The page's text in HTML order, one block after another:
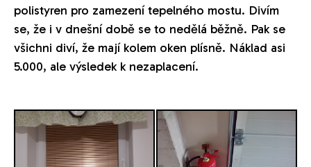
polistyren pro zamezení tepelného mostu. Divím
se, že i v dnešní době se to nedělá běžně. Pak se
všichni diví, že mají kolem oken plísně. Náklad asi
5.000, ale výsledek k nezaplacení.